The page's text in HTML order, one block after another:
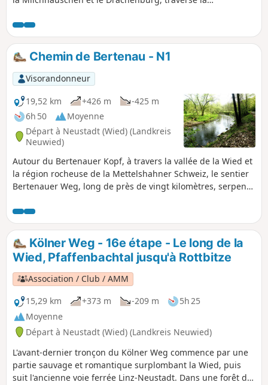
pour revenir à Dollendorf.
Chemin de Bertenau - N1
Visorandonneur
19,52 km
+426 m
-425 m
6h 50
Moyenne
Départ à Neustadt (Wied) (Landkreis
Neuwied)
Autour du Bertenauer Kopf, à travers la vallée de la Wied et
la région rocheuse de la Mettelshahner Schweiz, le sentier
Bertenauer Weg, long de près de vingt kilomètres, serpente
plusieurs fois de petits cours d'eau et descend dans des
vallées encaissées. Un petit détour par la route principale
vers le monastère d'Ehrenstein et les ruines du château du
même nom vaut le détour.
Kölner Weg - 16e étape - Le long de la
Wied, Pfaffenbachtal jusqu'à Rottbitze
Association / Club / AMM
15,29 km
+373 m -209 m
5h 25
Moyenne
Départ à Neustadt (Wied) (Landkreis Neuwied)
L'avant-dernier tronçon du Kölner Weg commence par une
partie sauvage et romantique surplombant la Wied, puis
suit l'ancienne voie ferrée Linz-Neustadt. Dans une forêt de